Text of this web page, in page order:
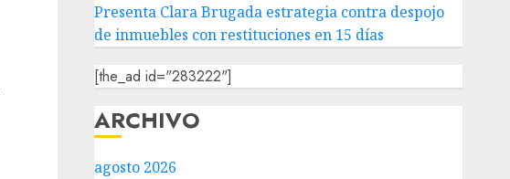
Presenta Clara Brugada estrategia contra despojo
de inmuebles con restituciones en 15 días
[the_ad id="283222"]
ARCHIVO
agosto 2026